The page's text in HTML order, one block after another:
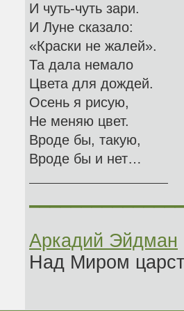
И чуть-чуть зари.
И Луне сказало:
«Краски не жалей».
Та дала немало
Цвета для дождей.
Осень я рисую,
Не меняю цвет.
Вроде бы, такую,
Вроде бы и
Аркадий Эйдман
Над Миром